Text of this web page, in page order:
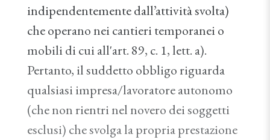
indipendentemente dall’attività svolta)
che operano nei cantieri temporanei o
mobili di cui all'art. 89, c. 1, lett. a).
Pertanto, il suddetto obbligo riguarda
qualsiasi impresa/lavoratore autonomo
(che non rientri nel novero dei soggetti
esclusi) che svolga la propria prestazione